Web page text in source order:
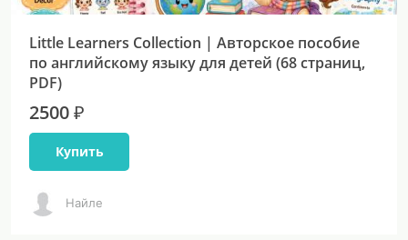
Little Learners Collection | Авторское пособие
по английскому языку для детей (68 страниц,
PDF)
2500 ₽
Купить
Найле